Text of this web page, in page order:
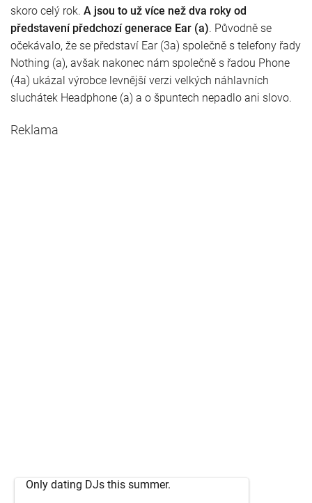
skoro celý rok. A jsou to už více než dva roky od
představení předchozí generace Ear (a). Původně se
očekávalo, že se představí Ear (3a) společně s telefony řady
Nothing (a), avšak nakonec nám společně s řadou Phone
(4a) ukázal výrobce levnější verzi velkých náhlavních
sluchátek Headphone (a) a o špuntech nepadlo ani slovo.
Reklama
Only dating DJs this summer.